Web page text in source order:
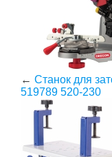
← Станок для
519789 520-230